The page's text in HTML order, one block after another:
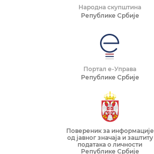
Народна скупштина
Републике Србије
Портал е-Управа
Републике Србије
Повереник за информације
од јавног значаја и заштиту
података о личности
Републике Србије